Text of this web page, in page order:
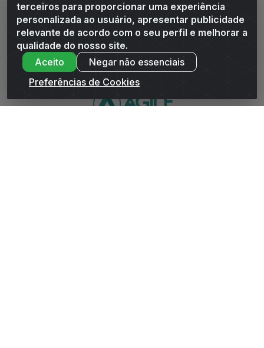
terceiros para proporcionar uma experiência
personalizada ao usuário, apresentar publicidade
relevante de acordo com o seu perfil e melhorar a
qualidade do nosso site.
Aceito
Negar não essenciais
Preferências de Cookies
Andrade Distribuidor - ROD AL 110, n° 1401 - Sitio Moco,
Arapiraca/AL - CEP 57319-300 - CNPJ 10.667.481/0001-47